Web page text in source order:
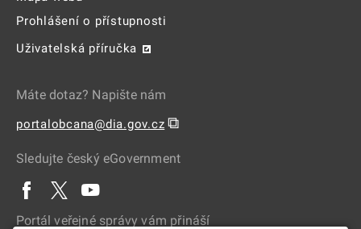
Prohlášení o přístupnosti
Uživatelská příručka
Máte dotaz? Napište nám
portalobcana@dia.gov.cz ⧉
Sledujte český eGovernment
Portál veřejné správy vám přináší